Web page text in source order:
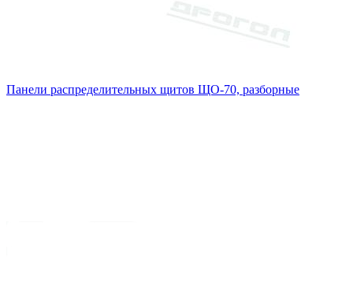
Панели распределительных щитов ЩО-70, разборные